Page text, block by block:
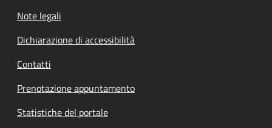
Note legali
Dichiarazione di accessibilità
Contatti
Prenotazione appuntamento
Statistiche del portale